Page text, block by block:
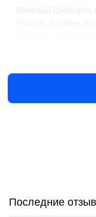
Весёлый Скоморох
1500 ₽за
Последние